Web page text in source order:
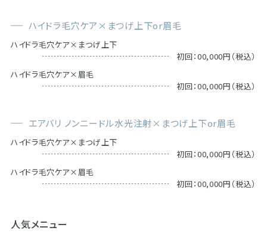
ハイドラ毛穴ケア×まつげ上下or眉毛
ハイドラ毛穴ケア×まつげ上下
初回：00,000円（税込）
ハイドラ毛穴ケア×眉毛
初回：00,000円（税込）
エアバリ ノンニードル水光注射×まつげ上下or眉毛
ハイドラ毛穴ケア×まつげ上下
初回：00,000円（税込）
ハイドラ毛穴ケア×眉毛
初回：00,000円（税込）
人気メニュー